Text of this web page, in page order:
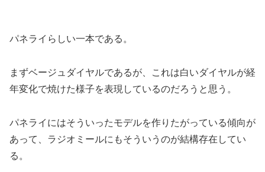
パネライらしい一本である。
まずベージュダイヤルであるが、これは白いダイヤルが経
年変化で焼けた様子を表現しているのだろうと思う。
パネライにはそういったモデルを作りたがっている傾向が
あって、ラジオミールにもそういうのが結構存在してい
る。